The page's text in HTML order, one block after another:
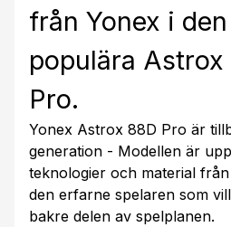
från Yonex i
populära
Pro.
Yonex Astrox 88D Pro är
generation - Modellen är
teknologier och material
den erfarne spelaren som
bakre delen av spelplanen.